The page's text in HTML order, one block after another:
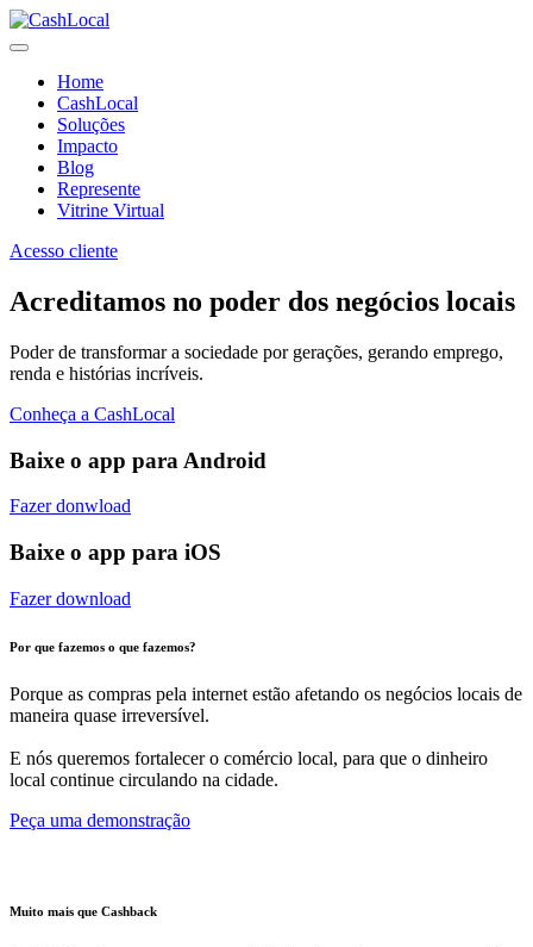
Home
CashLocal
Soluções
Impacto
Blog
Represente
Vitrine Virtual
Acesso cliente
Acreditamos no poder dos negócios locais
Poder de transformar a sociedade por gerações, gerando emprego,
renda e histórias incríveis.
Conheça a CashLocal
Baixe o app para Android
Fazer donwload
Baixe o app para iOS
Fazer download
Por que fazemos o que fazemos?
Porque as compras pela internet estão afetando os negócios locais de
maneira quase irreversível.
E nós queremos fortalecer o comércio local, para que o dinheiro
local continue circulando na cidade.
Peça uma demonstração
Muito mais que Cashback